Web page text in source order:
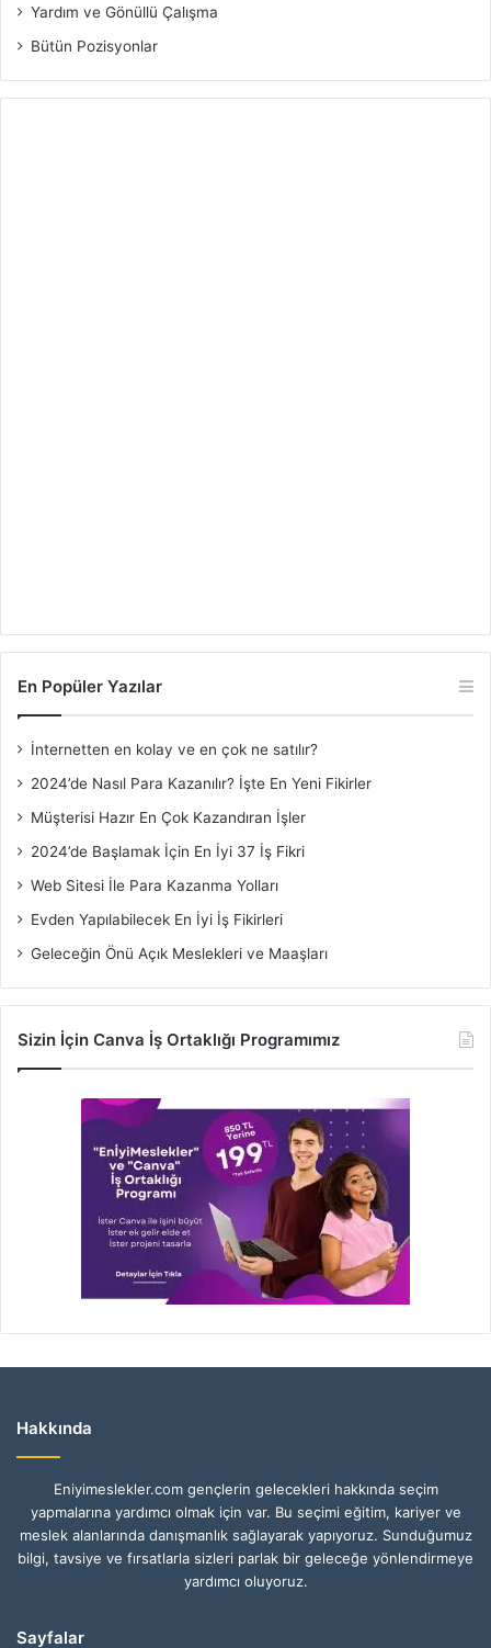
Yardım ve Gönüllü Çalışma
Bütün Pozisyonlar
En Popüler Yazılar
İnternetten en kolay ve en çok ne satılır?
2024’de Nasıl Para Kazanılır? İşte En Yeni Fikirler
Müşterisi Hazır En Çok Kazandıran İşler
2024’de Başlamak İçin En İyi 37 İş Fikri
Web Sitesi İle Para Kazanma Yolları
Evden Yapılabilecek En İyi İş Fikirleri
Geleceğin Önü Açık Meslekleri ve Maaşları
Sizin İçin Canva İş Ortaklığı Programımız
Hakkında
Eniyimeslekler.com gençlerin gelecekleri hakkında seçim
yapmalarına yardımcı olmak için var. Bu seçimi eğitim, kariyer ve
meslek alanlarında danışmanlık sağlayarak yapıyoruz. Sunduğumuz
bilgi, tavsiye ve fırsatlarla sizleri parlak bir geleceğe yönlendirmeye
yardımcı oluyoruz.
Sayfalar